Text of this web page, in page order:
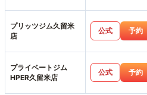
プリッツジム久留米
店
公式 予約
プライベートジム
HPER久留米店
公式 予約